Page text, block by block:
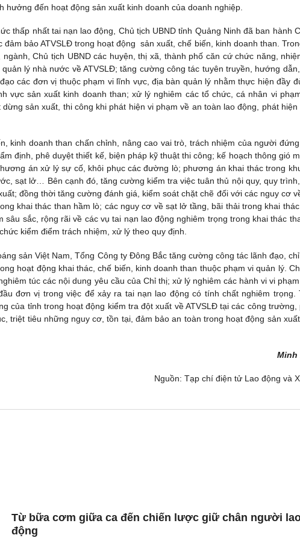
đến hoạt động sản xuất kinh doanh của doanh nghiệp.
thấp nhất tai nạn lao động, Chủ tịch UBND tỉnh Quảng Ninh đã ban hành
bảo ATVSLĐ trong hoạt động sản xuất, chế biến, kinh doanh than.
Chủ tịch UBND các huyện, thị xã, thành phố căn cứ chức năng,
lý nhà nước về ATVSLĐ; tăng cường công tác tuyên truyền, hướng
các đơn vị thuộc phạm vi lĩnh vực, địa bàn quản lý nhằm thực hiện đầy
vực sản xuất kinh doanh than; xử lý nghiêm các tổ chức, cá nhân vi
sản xuất, thi công khi phát hiện vi phạm về an toàn lao động, phát hiện
kinh doanh than chấn chỉnh, nâng cao vai trò, trách nhiệm của người
định, phê duyệt thiết kế, biện pháp kỹ thuật thi công; kế hoạch thông gió
án xử lý sự cố, khôi phục các đường lò; phương án khai thác trong
sạt lở… Bên cạnh đó, tăng cường kiểm tra việc tuân thủ nội quy, quy
đồng thời tăng cường đánh giá, kiểm soát chặt chẽ đối với các nguy cơ
khai thác than hầm lò; các nguy cơ về sạt lở tầng, bãi thải trong khai
sâu sắc, rộng rãi về các vụ tai nạn lao động nghiêm trọng trong khai thác
kiểm điểm trách nhiệm, xử lý theo quy định.
sản Việt Nam, Tổng Công ty Đông Bắc tăng cường công tác lãnh đạo, chỉ
hoạt động khai thác, chế biến, kinh doanh than thuộc phạm vi quản lý.
túc các nội dung yêu cầu của Chỉ thị; xử lý nghiêm các hành vi vi
đơn vị trong việc để xảy ra tai nạn lao động có tính chất nghiêm trọng.
của tỉnh trong hoạt động kiểm tra đột xuất về ATVSLĐ tại các công trường,
triệt tiêu những nguy cơ, tồn tại, đảm bảo an toàn trong hoạt động sản
Minh
Nguồn: Tạp chí điện tử Lao động và
Từ bữa cơm giữa ca đến chiến lược giữ chân người
động